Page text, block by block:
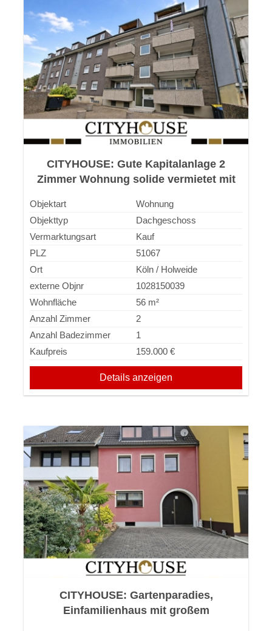
i
e
n
CITYHOUSE: Gute Kapitalanlage 2
Zimmer Wohnung solide vermietet mit
Objektart
Wohnung
Objekttyp
Dachgeschoss
Vermarktungsart
Kauf
PLZ
51067
Ort
Köln / Holweide
externe Objnr
1028150039
Wohnfläche
56 m²
Anzahl Zimmer
2
Anzahl Badezimmer
1
Kaufpreis
159.000 €
Details anzeigen
CITYHOUSE: Gartenparadies,
Einfamilienhaus mit großem